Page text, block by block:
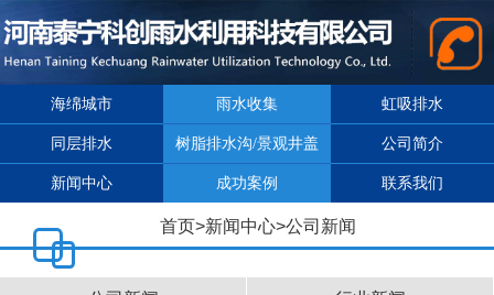
海绵城市 雨水收集 虹吸排水
同层排水 树脂排水沟/景观井盖 公司简介
新闻中心 成功案例 联系我们
首页>新闻中心>公司新闻